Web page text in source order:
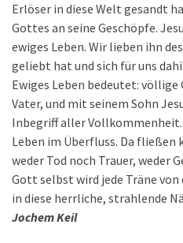
Erlöser in diese Welt gesandt
Gottes an seine Geschöpfe.
ewiges Leben. Wir lieben ihn
geliebt hat und sich für uns
Ewiges Leben bedeutet:
Vater, und mit seinem Sohn
Inbegriff aller Vollkommenheit.
Leben im Überfluss. Da fließen
weder Tod noch Trauer, weder
Gott selbst wird jede Träne von
in diese herrliche, strahlende
Jochem Keil